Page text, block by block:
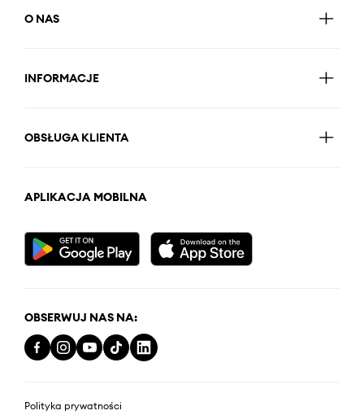
O NAS
INFORMACJE
OBSŁUGA KLIENTA
APLIKACJA MOBILNA
OBSERWUJ NAS NA:
Polityka prywatności